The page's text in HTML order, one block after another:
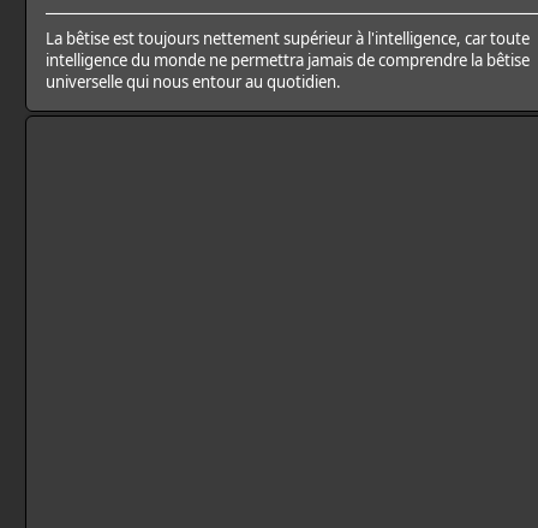
La bêtise est toujours nettement supérieur à l'intelligence, car toute
intelligence du monde ne permettra jamais de comprendre la bêtise
universelle qui nous entour au quotidien.